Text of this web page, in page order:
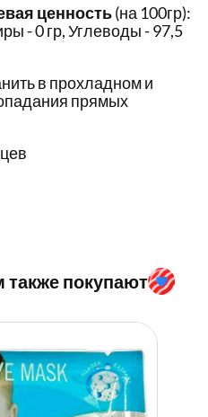
ценность(на 100гр):
- 0 гр, Углеводы - 97,5
в прохладном и
прямых
также покупают